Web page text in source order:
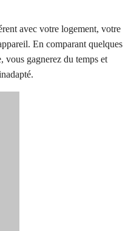
avec votre logement, votre
En comparant quelques
vous gagnerez du temps et